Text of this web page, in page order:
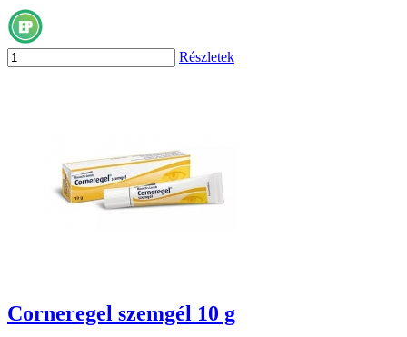
Részletek
Corneregel szemgél 10 g